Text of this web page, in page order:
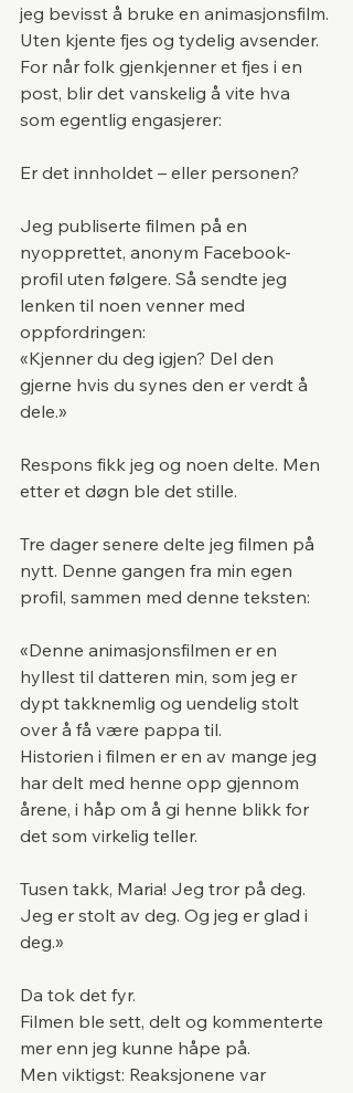
jeg bevisst å bruke en animasjonsfilm.
Uten kjente fjes og tydelig avsender.
For når folk gjenkjenner et fjes i en
post, blir det vanskelig å vite hva
som egentlig engasjerer:
Er det innholdet – eller personen?
Jeg publiserte filmen på en
nyopprettet, anonym Facebook-
profil uten følgere. Så sendte jeg
lenken til noen venner med
oppfordringen:
«Kjenner du deg igjen? Del den
gjerne hvis du synes den er verdt å
dele.»
Respons fikk jeg og noen delte. Men
etter et døgn ble det stille.
Tre dager senere delte jeg filmen på
nytt. Denne gangen fra min egen
profil, sammen med denne teksten:
«Denne animasjonsfilmen er en
hyllest til datteren min, som jeg er
dypt takknemlig og uendelig stolt
over å få være pappa til.
Historien i filmen er en av mange jeg
har delt med henne opp gjennom
årene, i håp om å gi henne blikk for
det som virkelig teller.
Tusen takk, Maria! Jeg tror på deg.
Jeg er stolt av deg. Og jeg er glad i
deg.»
Da tok det fyr.
Filmen ble sett, delt og kommenterte
mer enn jeg kunne håpe på.
Men viktigst: Reaksjonene var